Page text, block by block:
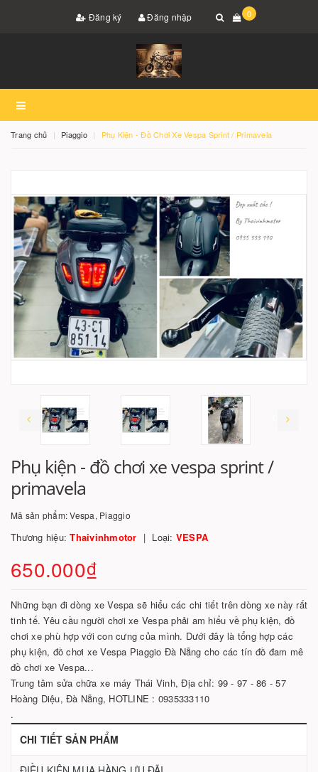
Đăng ký Đăng nhập 0
Trang chủ Piaggio Phụ Kiện - Đồ Chơi Xe Vespa Sprint / Primavela
Phụ kiện - đồ chơi xe vespa sprint /
primavela
Mã sản phẩm:Vespa, Piaggio
Thương hiệu:Thaivinhmotor Loại: VESPA
650.000₫
Những bạn đi dòng xe Vespa sẽ hiểu các chi tiết trên dòng xe này rất
tinh tế. Yêu cầu người chơi xe Vespa phải am hiểu về phụ kiện, đồ
chơi xe phù hợp với con cưng của mình. Dưới đây là tổng hợp các
phụ kiện, đồ chơi xe Vespa Piaggio Đà Nẵng cho các tín đồ đam mê
đồ chơi xe Vespa...
Trung tâm sửa chữa xe máy Thái Vinh, Địa chỉ: 99 - 97 - 86 - 57
Hoàng Diệu, Đà Nẵng, HOTLINE : 0935333110
.
CHI TIẾT SẢN PHẨM